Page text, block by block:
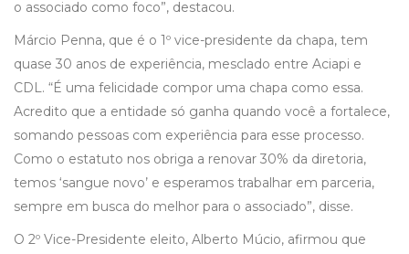
o associado como foco”, destacou.
Márcio Penna, que é o 1º vice-presidente da chapa, tem
quase 30 anos de experiência, mesclado entre Aciapi e
CDL. “É uma felicidade compor uma chapa como essa.
Acredito que a entidade só ganha quando você a fortalece,
somando pessoas com experiência para esse processo.
Como o estatuto nos obriga a renovar 30% da diretoria,
temos ‘sangue novo’ e esperamos trabalhar em parceria,
sempre em busca do melhor para o associado”, disse.
O 2º Vice-Presidente eleito, Alberto Múcio, afirmou que